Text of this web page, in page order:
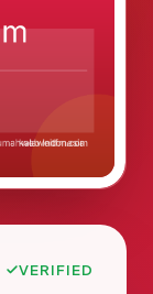
VERIFIED